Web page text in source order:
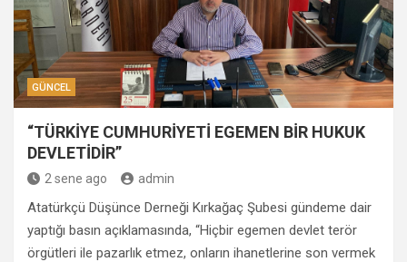
GÜNCEL
“TÜRKİYE CUMHURİYETİ EGEMEN BİR HUKUK
DEVLETİDİR”
2 sene ago admin
Atatürkçü Düşünce Derneği Kırkağaç Şubesi gündeme dair
yaptığı basın açıklamasında, “Hiçbir egemen devlet terör
örgütleri ile pazarlık etmez, onların ihanetlerine son vermek